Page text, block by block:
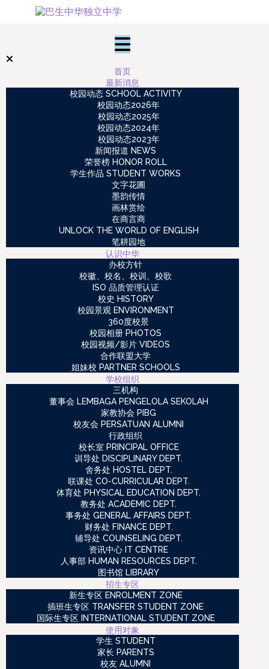
首页
最新消息
校园动态 SCHOOL ACTIVITY
校园动态2026年
校园动态2025年
校园动态2024年
校园动态2023年
新闻报道 NEWS
荣誉榜 HONOR ROLL
学生作品 STUDENT WORKS
文字花圃
墨韵传情
画林赏绘
在商言商
UNLOCK THE WORLD OF ENGLISH
笔耕园地
认识中华
办校方针
校徽、校名、校训、校歌
ISO 品质管理认证
校史 HISTORY
校园景观 ENVIRONMENT
360度校景
校园相册 PHOTOS
校园视频/影片 VIDEOS
合作联盟大学
姐妹校 PARTNER SCHOOLS
学校组织
三机构
董事会 LEMBAGA PENGELOLA SEKOLAH
家教协会 PIBG
校友会 PERSATUAN ALUMNI
行政组织
校长室 PRINCIPAL OFFICE
训导处 DISCIPLINARY DEPT.
舍务处 HOSTEL DEPT.
联课处 CO-CURRICULAR DEPT.
体育处 PHYSICAL EDUCATION DEPT.
教务处 ACADEMIC DEPT.
事务处 GENERAL AFFAIRS DEPT.
财务处 FINANCE DEPT.
辅导处 COUNSELING DEPT.
资讯中心 IT CENTRE
人事部 HUMAN RESOURCES DEPT.
图书馆 LIBRARY
招生专区
新生专区 ENROLMENT ZONE
插班生专区 TRANSFER STUDENT ZONE
国际生专区 INTERNATIONAL STUDENT ZONE
使用对象
学生 STUDENT
家长 PARENTS
校友 ALUMNI